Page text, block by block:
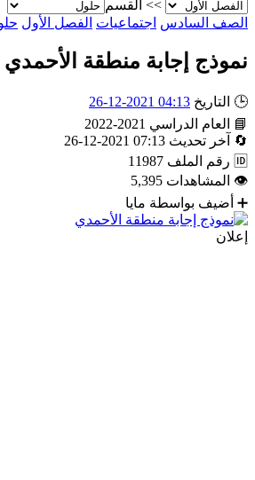
>>
القسم
الصف السادس
اجتماعيات الفصل الأول
نموذج إجابة منطقة الأحمدي
🕒 التاريخ 04:13 2021-12-26
📘
العام الدراسي 2021-2022
🔄
آخر تحديث 07:13 2021-12-26
🆔 رقم الملف 11987
👁
المشاهدات 5,395
➕
أضيف بواسطة مايا
إعلان